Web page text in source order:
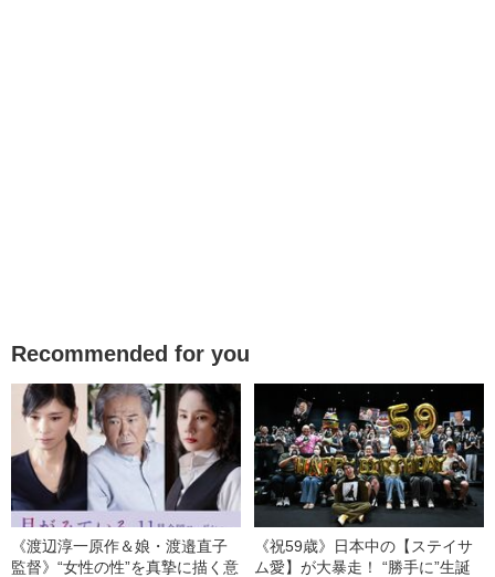
Recommended for you
《渡辺淳一原作＆娘・渡邉直子
監督》“女性の性”を真摯に描く意
《祝59歳》日本中の【ステイサ
ム愛】が大暴走！ “勝手に”生誕